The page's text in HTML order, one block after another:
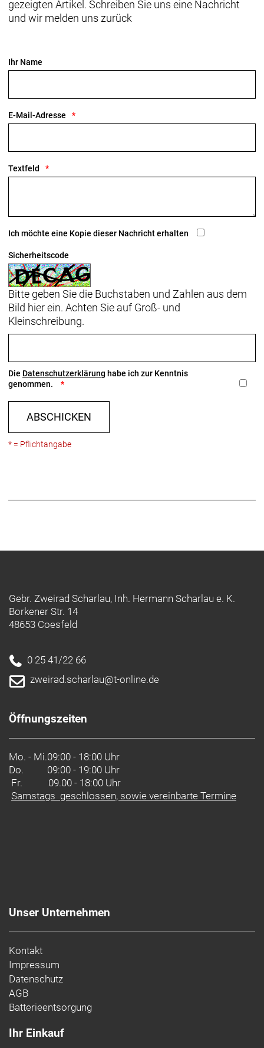
gezeigten Artikel. Schreiben Sie uns eine Nachricht
und wir melden uns zurück
Ihr Name
E-Mail-Adresse
Textfeld
Ich möchte eine Kopie dieser Nachricht erhalten
Sicherheitscode
Bitte geben Sie die Buchstaben und Zahlen aus dem
Bild hier ein. Achten Sie auf Groß- und
Kleinschreibung.
Die Datenschutzerklärung habe ich zur Kenntnis
genommen.
ABSCHICKEN
* = Pflichtangabe
Gebr. Zweirad Scharlau, Inh. Hermann Scharlau e. K.
Borkener Str. 14
48653 Coesfeld
0 25 41/22 66
zweirad.scharlau@t-online.de
Öffnungszeiten
Mo. - Mi.09:00 - 18:00 Uhr
Do.
09:00 - 19:00 Uhr
Fr. 09.00 - 18:00 Uhr
Samstags geschlossen, sowie vereinbarte Termine
Unser Unternehmen
Kontakt
Impressum
Datenschutz
AGB
Batterieentsorgung
Ihr Einkauf